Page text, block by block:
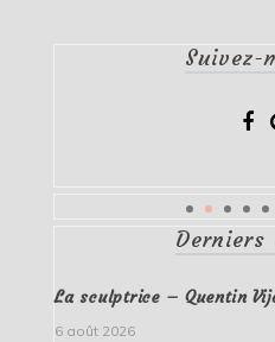
Suivez-
La sculptrice – Quentin
6 août 2026